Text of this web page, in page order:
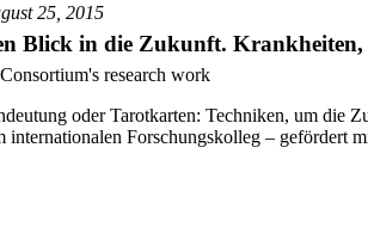
25, 2015
Blick in die Zukunft. Krankheiten,
research work
oder Tarotkarten: Techniken, um die
internationalen Forschungskolleg – gefördert